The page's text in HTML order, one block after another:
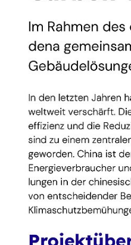
und so zur Klimaneutralität
Deutsch-
Das Factsheet beschreibt,
Entwicklung von
Übernahme des
Qualitätssicherung
Weiterentwicklung der
Betriebszertifizierung
Wissensaustausch